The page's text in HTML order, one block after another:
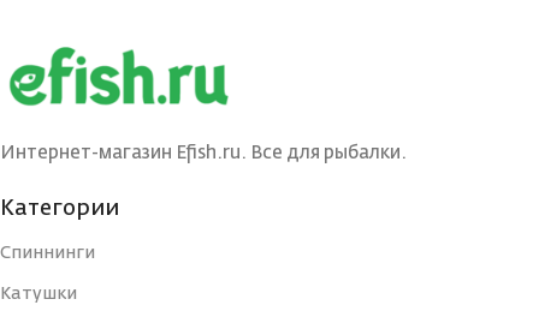
Интернет-магазин Efish.ru. Все для рыбалки.
Категории
Спиннинги
Катушки